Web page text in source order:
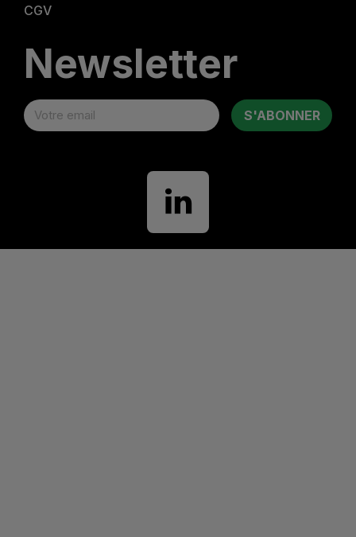
CGV
Newsletter
S'ABONNER